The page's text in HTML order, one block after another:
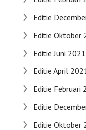
Editie
Editie Oktober
Editie Juni 2021
Editie April
Editie Februari
Editie
Editie Oktober